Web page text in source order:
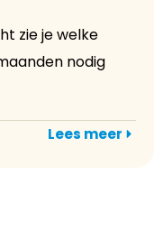
zie je welke
nodig
Lees meer